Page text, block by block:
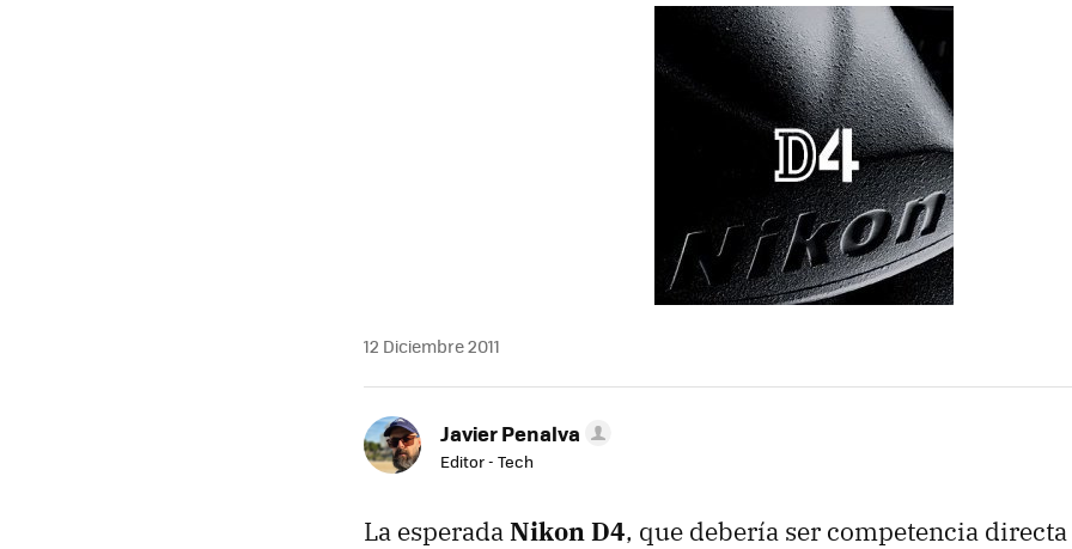
12 Diciembre 2011
Javier Penalva
Editor - Tech
La esperadaNikon D4, que debería ser competencia directa